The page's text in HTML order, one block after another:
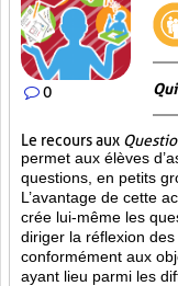
0
Le recours aux
permet aux élèves
questions, en petits
L’avantage de cette
crée lui-même les
diriger la réflexion
conformément aux
ayant lieu parmi les